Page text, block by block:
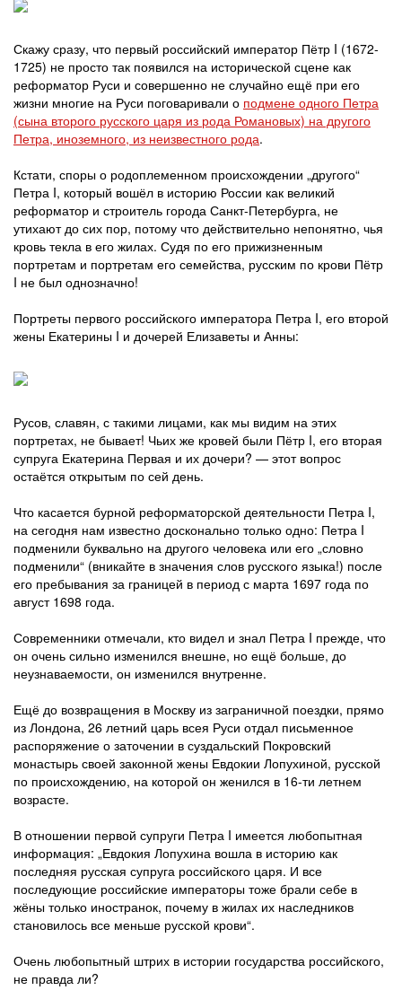
Скажу сразу, что первый российский император Пётр I (1672-
1725) не просто так появился на исторической сцене как
реформатор Руси и совершенно не случайно ещё при его
жизни многие на Руси поговаривали о подмене одного Петра
(сына второго русского царя из рода Романовых) на другого
Петра, иноземного, из неизвестного рода.
Кстати, споры о родоплеменном происхождении „другого“
Петра I, который вошёл в историю России как великий
реформатор и строитель города Санкт-Петербурга, не
утихают до сих пор, потому что действительно непонятно, чья
кровь текла в его жилах. Судя по его прижизненным
портретам и портретам его семейства, русским по крови Пётр
I не был однозначно!
Портреты первого российского императора Петра I, его второй
жены Екатерины I и дочерей Елизаветы и Анны:
Русов, славян, с такими лицами, как мы видим на этих
портретах, не бывает! Чьих же кровей были Пётр I, его вторая
супруга Екатерина Первая и их дочери? — этот вопрос
остаётся открытым по сей день.
Что касается бурной реформаторской деятельности Петра I,
на сегодня нам известно досконально только одно: Петра I
подменили буквально на другого человека или его „словно
подменили“ (вникайте в значения слов русского языка!) после
его пребывания за границей в период с марта 1697 года по
август 1698 года.
Современники отмечали, кто видел и знал Петра I прежде, что
он очень сильно изменился внешне, но ещё больше, до
неузнаваемости, он изменился внутренне.
Ещё до возвращения в Москву из заграничной поездки, прямо
из Лондона, 26 летний царь всея Руси отдал письменное
распоряжение о заточении в суздальский Покровский
монастырь своей законной жены Евдокии Лопухиной, русской
по происхождению, на которой он женился в 16-ти летнем
возрасте.
В отношении первой супруги Петра I имеется любопытная
информация: „Евдокия Лопухина вошла в историю как
последняя русская супруга российского царя. И все
последующие российские императоры тоже брали себе в
жёны только иностранок, почему в жилах их наследников
становилось все меньше русской крови“.
Очень любопытный штрих в истории государства российского,
не правда ли?